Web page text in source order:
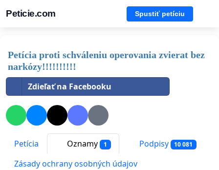
Peticie.com Spustiť petíciu
Petícia proti schváleniu operovania zvierat bez
narkózy!!!!!!!!!!
Zdieľať na Facebooku
Petícia Oznamy 1 Podpisy 10 081
Zásady ochrany osobných údajov